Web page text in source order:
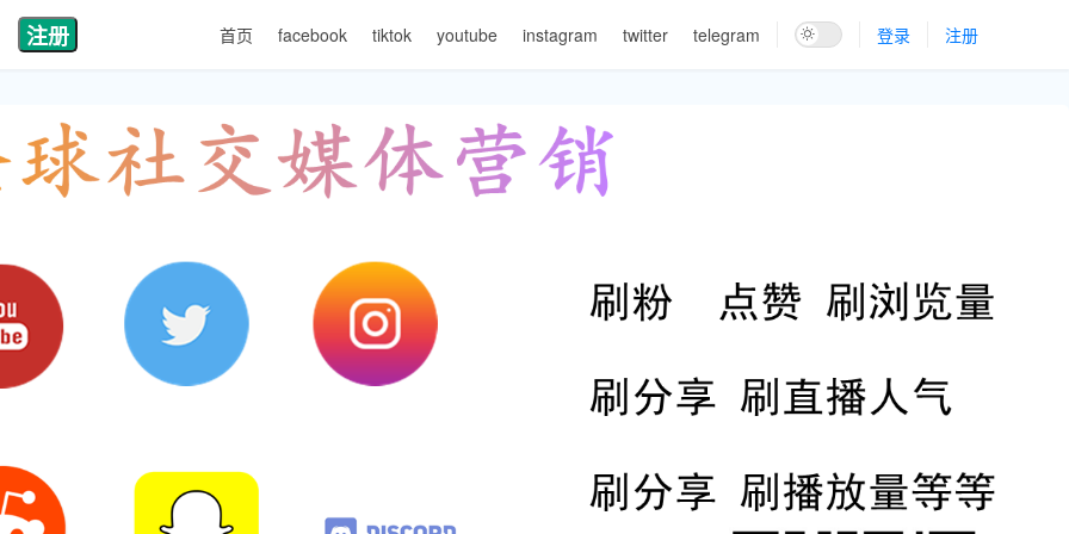
注册 首页 facebook tiktok youtube instagram twitter telegram 登录 注册